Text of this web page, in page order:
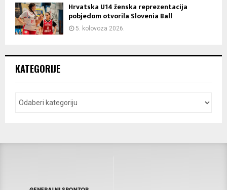
Hrvatska U14 ženska reprezentacija
pobjedom otvorila Slovenia Ball
5. kolovoza 2026.
KATEGORIJE